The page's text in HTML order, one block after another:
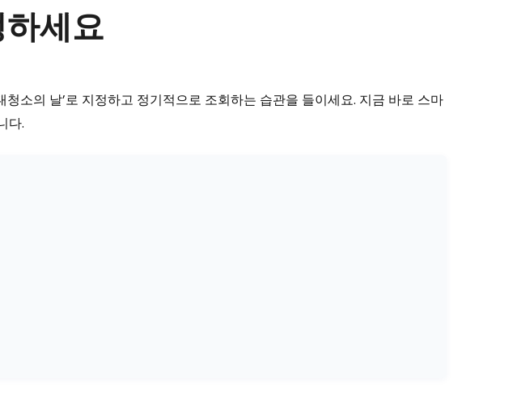
하세요
소의 날’로 지정하고 정기적으로 조회하는 습관을 들이세요. 지금 바로 스마
다.